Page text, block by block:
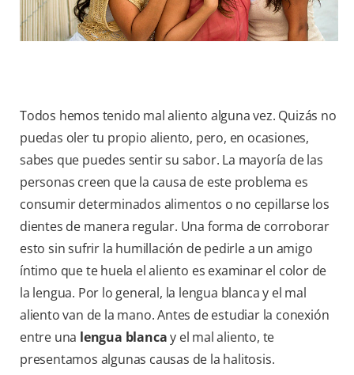
Todos hemos tenido mal aliento alguna vez. Quizás no
puedas oler tu propio aliento, pero, en ocasiones,
sabes que puedes sentir su sabor. La mayoría de las
personas creen que la causa de este problema es
consumir determinados alimentos o no cepillarse los
dientes de manera regular. Una forma de corroborar
esto sin sufrir la humillación de pedirle a un amigo
íntimo que te huela el aliento es examinar el color de
la lengua. Por lo general, la lengua blanca y el mal
aliento van de la mano. Antes de estudiar la conexión
entre una lengua blancay el mal aliento, te
presentamos algunas causas de la halitosis.